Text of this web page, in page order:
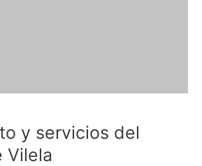
y servicios del
Vilela